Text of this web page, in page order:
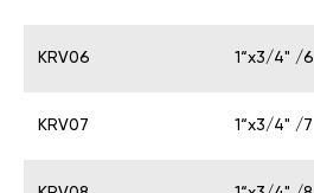
KRV06 1“x3/4" /6
KRV07 1“x3/4" /7